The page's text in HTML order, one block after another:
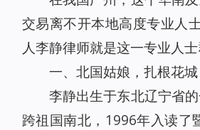
交易离不开本地高度专业人
人李静律师就是这一专业人
一、北国姑娘，扎根花城
李静出生于东北辽宁省
跨祖国南北，1996年入读了